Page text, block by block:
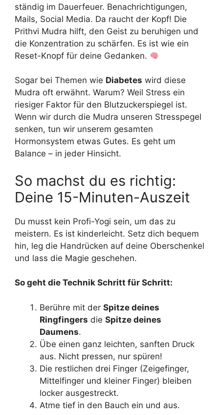
ständig im Dauerfeuer. Benachrichtigungen,
Mails, Social Media. Da raucht der Kopf! Die
Prithvi Mudra hilft, den Geist zu beruhigen und
die Konzentration zu schärfen. Es ist wie ein
Reset-Knopf für deine Gedanken.
Sogar bei Themen wie Diabetes wird diese
Mudra oft erwähnt. Warum? Weil Stress ein
riesiger Faktor für den Blutzuckerspiegel ist.
Wenn wir durch die Mudra unseren Stresspegel
senken, tun wir unserem gesamten
Hormonsystem etwas Gutes. Es geht um
Balance – in jeder Hinsicht.
So machst du es richtig:
Deine 15-Minuten-Auszeit
Du musst kein Profi-Yogi sein, um das zu
meistern. Es ist kinderleicht. Setz dich bequem
hin, leg die Handrücken auf deine Oberschenkel
und lass die Magie geschehen.
So geht die Technik Schritt für Schritt:
Berühre mit der Spitze deines
Ringfingers die Spitze deines
Daumens.
Übe einen ganz leichten, sanften Druck
aus. Nicht pressen, nur spüren!
Die restlichen drei Finger (Zeigefinger,
Mittelfinger und kleiner Finger) bleiben
locker ausgestreckt.
Atme tief in den Bauch ein und aus.